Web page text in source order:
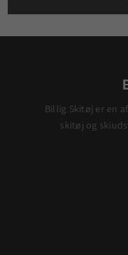
Billig Skitøj er en
skitøj og